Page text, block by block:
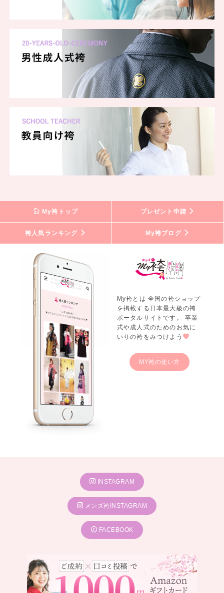
My袴トップ プレゼント申請
袴人気ランキング My袴ブログ
My袴とは 全国の袴ショップ
を掲載する日本最大級の袴
ポータルサイトです。 卒業
式や成人式のためのお気に
いりの袴をみつけよう
MY袴の使い方
INSTAGRAM
メンズ袴INSTAGRAM
FACEBOOK